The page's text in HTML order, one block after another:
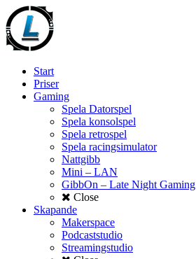
Start
Priser
Gaming
Spela Datorspel
Spela konsolspel
Spela retrospel
Spela racingsimulator
Nattgibb
Mini – LAN
GibbOn – Late Night Gaming
Close
Skapande
Makerspace
Podcaststudio
Streamingstudio